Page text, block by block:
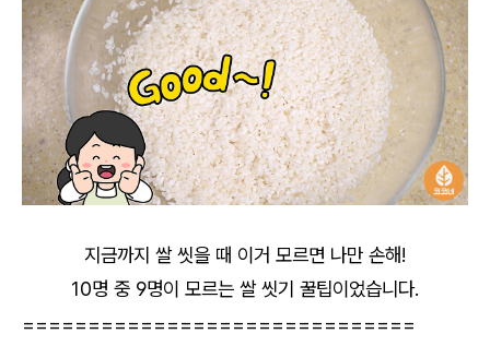
지금까지 쌀 씻을 때 이거 모르면 나만 손해!
10명 중 9명이 모르는 쌀 씻기 꿀팁이었습니다.
==============================